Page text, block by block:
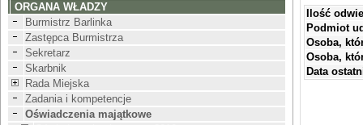
ORGANA WŁADZY
Burmistrz Barlinka
Zastępca Burmistrza
Sekretarz
Skarbnik
Rada Miejska
Zadania i kompetencje
Oświadczenia majątkowe
Ilość
Podmiot
Osoba,
Osoba,
Data